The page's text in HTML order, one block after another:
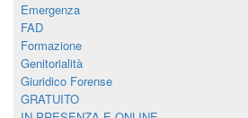
Emergenza
FAD
Formazione
Genitorialità
Giuridico Forense
GRATUITO